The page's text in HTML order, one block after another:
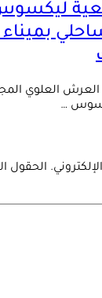
ليكسوس
الذكرى 27 لعيد العرش
…
الحقول